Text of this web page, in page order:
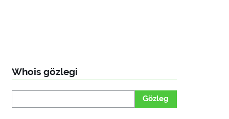
Whois gözlegi
Gözleg